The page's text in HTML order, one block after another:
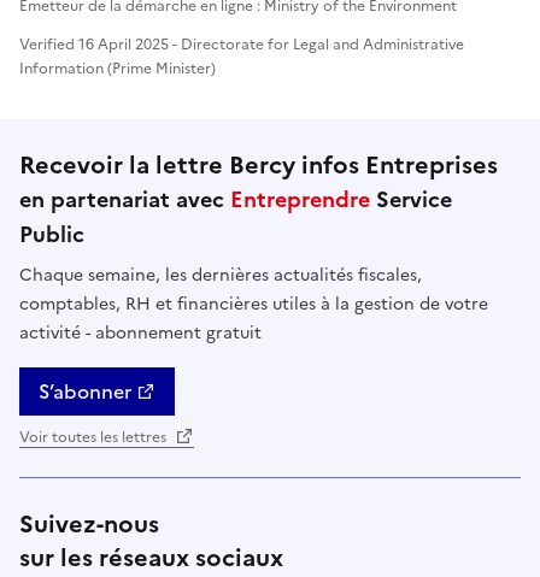
Émetteur de la démarche en ligne : Ministry of the Environment
Verified 16 April 2025 - Directorate for Legal and Administrative
Information (Prime Minister)
Recevoir la lettre Bercy infos Entreprises
en partenariat avec Entreprendre Service
Public
Chaque semaine, les dernières actualités fiscales,
comptables, RH et financières utiles à la gestion de votre
activité - abonnement gratuit
S’abonner
Voir toutes les lettres
Suivez-nous
sur les réseaux sociaux